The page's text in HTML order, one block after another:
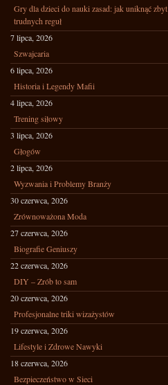
Gry dla dzieci do nauki zasad: jak uniknąć zbyt
trudnych reguł
7 lipca, 2026
Szwajcaria
6 lipca, 2026
Historia i Legendy Mafii
4 lipca, 2026
Trening siłowy
3 lipca, 2026
Głogów
2 lipca, 2026
Wyzwania i Problemy Branży
30 czerwca, 2026
Zrównoważona Moda
27 czerwca, 2026
Biografie Geniuszy
22 czerwca, 2026
DIY – Zrób to sam
20 czerwca, 2026
Profesjonalne triki wizażystów
19 czerwca, 2026
Lifestyle i Zdrowe Nawyki
18 czerwca, 2026
Bezpieczeństwo w Sieci